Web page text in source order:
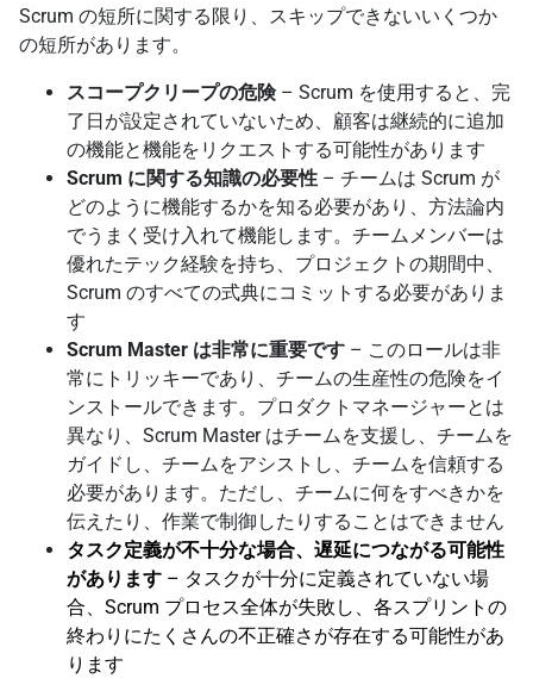
Scrum の短所に関する限り、スキップできないいくつか
の短所があります。
スコープクリープの危険– Scrum を使用すると、完
了日が設定されていないため、顧客は継続的に追加
の機能と機能をリクエストする可能性があります
Scrum に関する知識の必要性 – チームは Scrum が
どのように機能するかを知る必要があり、方法論内
でうまく受け入れて機能します。チームメンバーは
優れたテック経験を持ち、プロジェクトの期間中、
Scrum のすべての式典にコミットする必要がありま
す
Scrum Master は非常に重要です – このロールは非
常にトリッキーであり、チームの生産性の危険をイ
ンストールできます。プロダクトマネージャーとは
異なり、Scrum Master はチームを支援し、チームを
ガイドし、チームをアシストし、チームを信頼する
必要があります。ただし、チームに何をすべきかを
伝えたり、作業で制御したりすることはできません
タスク定義が不十分な場合、遅延につながる可能性
があります – タスクが十分に定義されていない場
合、Scrum プロセス全体が失敗し、各スプリントの
終わりにたくさんの不正確さが存在する可能性があ
ります